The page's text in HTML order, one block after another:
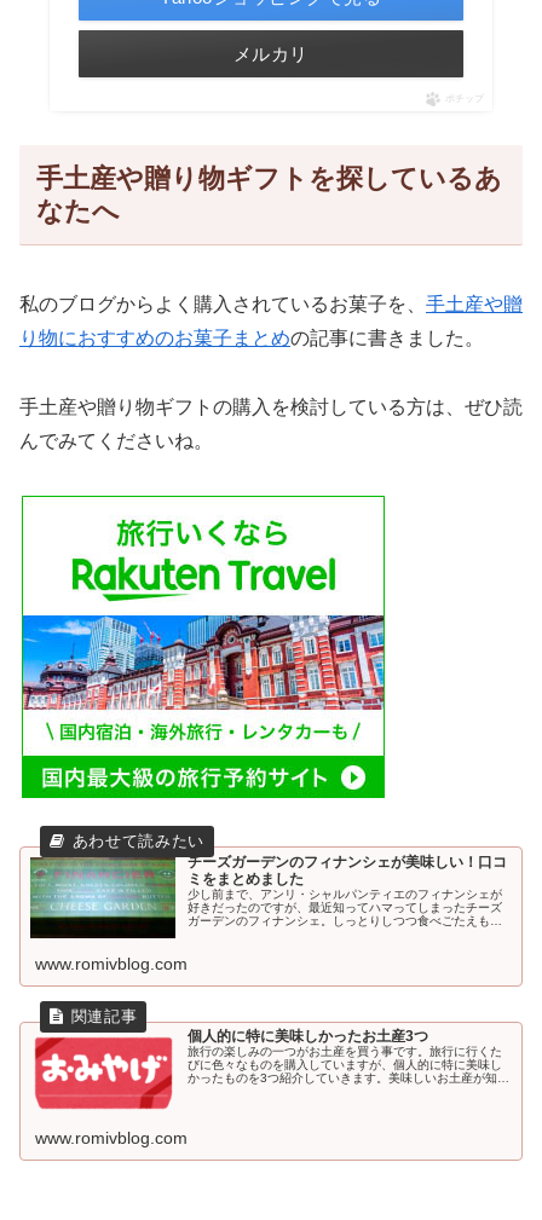
メルカリ
ポチップ
手土産や贈り物ギフトを探しているあ
なたへ
私のブログからよく購入されているお菓子を、 手土産や贈
り物におすすめのお菓子まとめの記事に書きました。
手土産や贈り物ギフトの購入を検討している方は、ぜひ読
んでみてくださいね。
チーズガーデンのフィナンシェが美味しい！口コ
ミをまとめました
少し前まで、アンリ・シャルパンティエのフィナンシェが
好きだったのですが、最近知ってハマってしまったチーズ
ガーデンのフィナンシェ。しっとりしつつ食べごたえもあ
www.romivblog.com
個人的に特に美味しかったお土産3つ
旅行の楽しみの一つがお土産を買う事です。旅行に行くた
びに色々なものを購入していますが、個人的に特に美味し
かったものを3つ紹介していきます。美味しいお土産が知り
www.romivblog.com